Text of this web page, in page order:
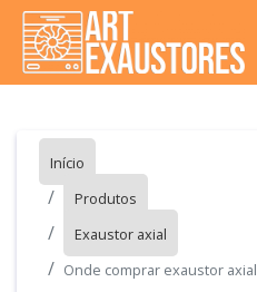
Início
Produtos
Exaustor axial
Onde comprar exaustor axial